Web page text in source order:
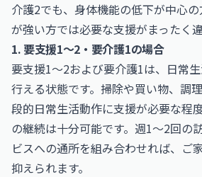
介護2でも、身体機能の低下が中心
が強い方では必要な支援がまったく違
1. 要支援1〜2・要介護1の場合
要支援1〜2および要介護1は、日常
行える状態です。掃除や買い物、調
段的日常生活動作に支援が必要な程
の継続は十分可能です。週1〜2回の
ビスへの通所を組み合わせれば、ご
抑えられます。